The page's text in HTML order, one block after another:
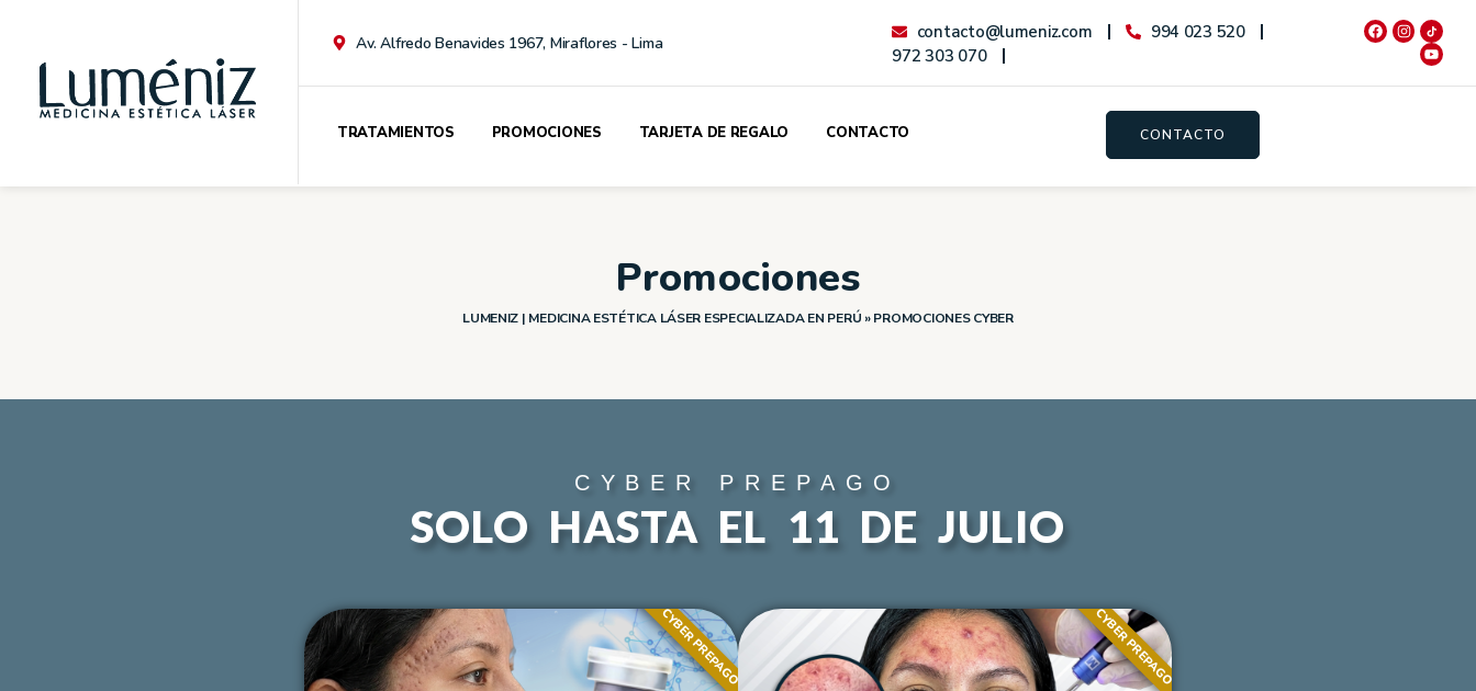
Av. Alfredo Benavides 1967, Miraflores - Lima contacto@lumeniz.com
994 023 520
972 303 070
TRATAMIENTOS PROMOCIONES TARJETA DE REGALO CONTACTO CONTACTO
Promociones
LUMENIZ | MEDICINA ESTÉTICA LÁSER ESPECIALIZADA EN PERÚ »PROMOCIONES CYBER
CYBER PREPAGO
SOLO HASTA EL 11 DE JULIO
CYBER PREPAGO CYBER PREPAGO